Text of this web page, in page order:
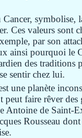
symbolise,
Ces valeurs sont
par son
ainsi pourquoi le
des traditions
sentir chez lui.
une planète
faire rêver des
Antoine de Saint-
Rousseau